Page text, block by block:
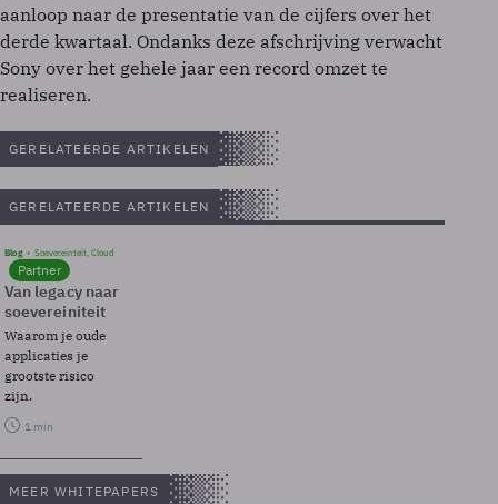
aanloop naar de presentatie van de cijfers over het
derde kwartaal. Ondanks deze afschrijving verwacht
Sony over het gehele jaar een record omzet te
realiseren.
GERELATEERDE ARTIKELEN
GERELATEERDE ARTIKELEN
Blog Soevereinteit, Cloud
Partner
Van legacy naar
soevereiniteit
Waarom je oude
applicaties je
grootste risico
zijn.
1 min
MEER WHITEPAPERS